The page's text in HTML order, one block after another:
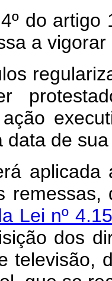
do artigo
a
data de
aplicada
remessas,
Lei nº
dos
televisão,